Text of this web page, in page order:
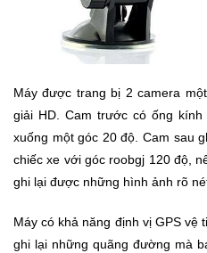
Đồ
Dụng
Máy
Máy được trang bị 2 camera
giải HD. Cam trước có ống
xuống một góc 20 độ. Cam sau
chiếc xe với góc roobgj 120 độ,
ghi lại được những hình ảnh rõ
Máy có khả năng định vị GPS vệ
ghi lại những quãng đường mà